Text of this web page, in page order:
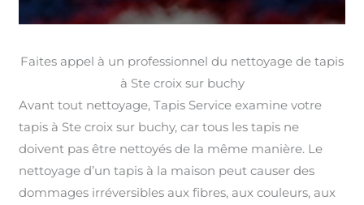
Faites appel à un professionnel du nettoyage de tapis
à Ste croix sur buchy
Avant tout nettoyage, Tapis Service examine votre
tapis à Ste croix sur buchy, car tous les tapis ne
doivent pas être nettoyés de la même manière. Le
nettoyage d’un tapis à la maison peut causer des
dommages irréversibles aux fibres, aux couleurs, aux